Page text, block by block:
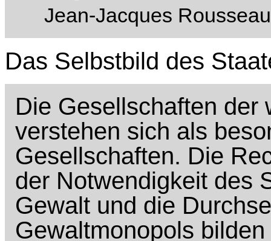
Jean-Jacques
Das Selbstbild des
Die Gesellschaften der
verstehen sich als
Gesellschaften. Die
der Notwendigkeit des
Gewalt und die
Gewaltmonopols